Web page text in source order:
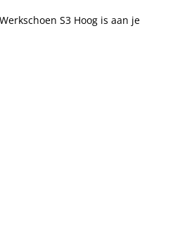
S3 Hoog is aan je